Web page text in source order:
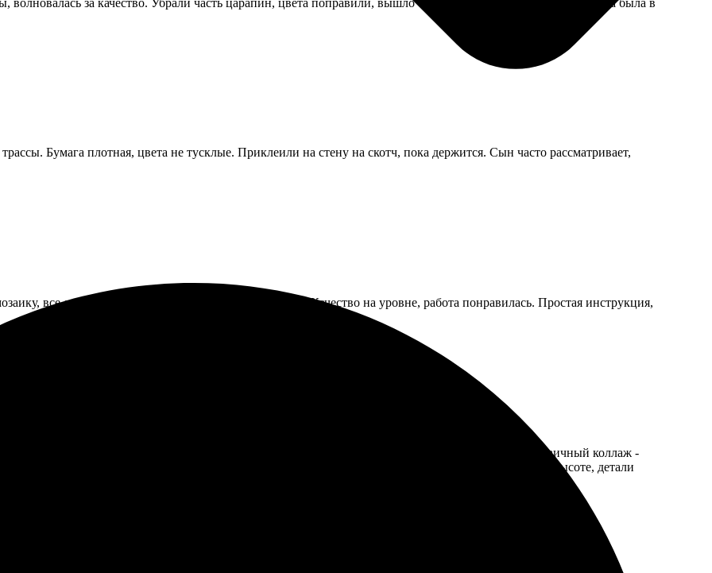
за качество. Убрали часть царапин, цвета поправили, вышло очень тепло и ностальгически, мама была в
Бумага плотная, цвета не тусклые. Приклеили на стену на скотч, пока держится. Сын часто рассматривает,
все сделали оперативно и без лишних вопросов. Качество на уровне, работа понравилась. Простая инструкция,
Заказала мозаику, и все прошло легко и быстро. Сайт интуитивно понятен, как составить мозаичный коллаж -
сразу же на связи, помогли выбрать детали. Заказ пришел быстро, идеально упакован. Качество на высоте, детали